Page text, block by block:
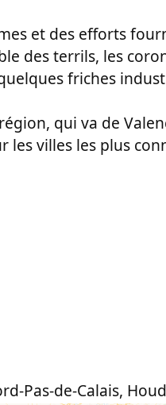
et des efforts
des terrils, les
friches
qui va de
les villes les plus
Pas-de-Calais,